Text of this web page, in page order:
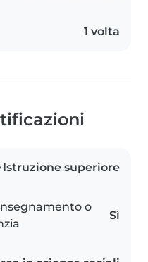
1 volta
Istruzione superiore
o
Sì